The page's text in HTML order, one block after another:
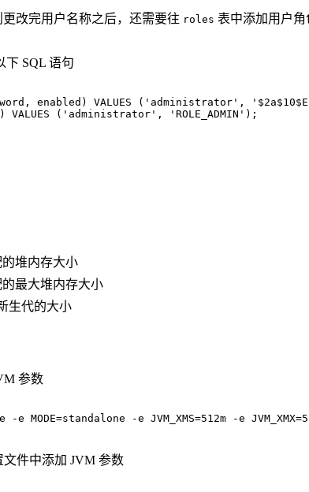
更改完用户名称之后，还需要往 roles 表中添加用户角
下 SQL 语句
enabled) VALUES ( 'administrator' ,
VALUES ( 'administrator' , 'ROLE_ADMIN' );
堆内存大小
最大堆内存大小
生代的大小
参数
MODE=standalone -e JVM_XMS=512m -e
文件中添加 JVM 参数